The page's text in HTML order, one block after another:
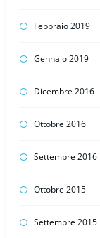
Febbraio 2019
Gennaio 2019
Dicembre 2016
Ottobre 2016
Settembre 2016
Ottobre 2015
Settembre 2015